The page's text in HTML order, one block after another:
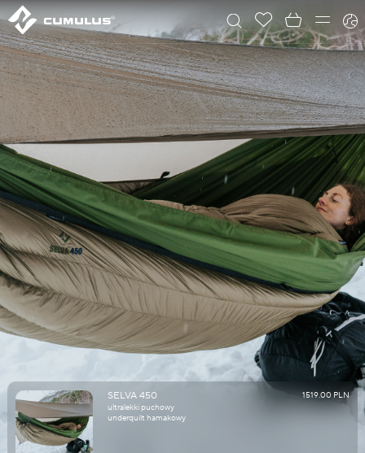
SELVA 450
ultralekki puchowy
underquilt hamakowy
1519.00 PLN